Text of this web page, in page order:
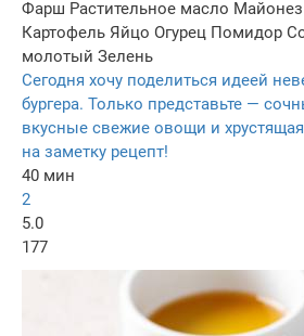
Фарш Растительное масло Майонез
Картофель Яйцо Огурец Помидор
молотый Зелень
Сегодня хочу поделиться идеей
бургера. Только представьте —
вкусные свежие овощи и
на заметку рецепт!
40 мин
2
5.0
177